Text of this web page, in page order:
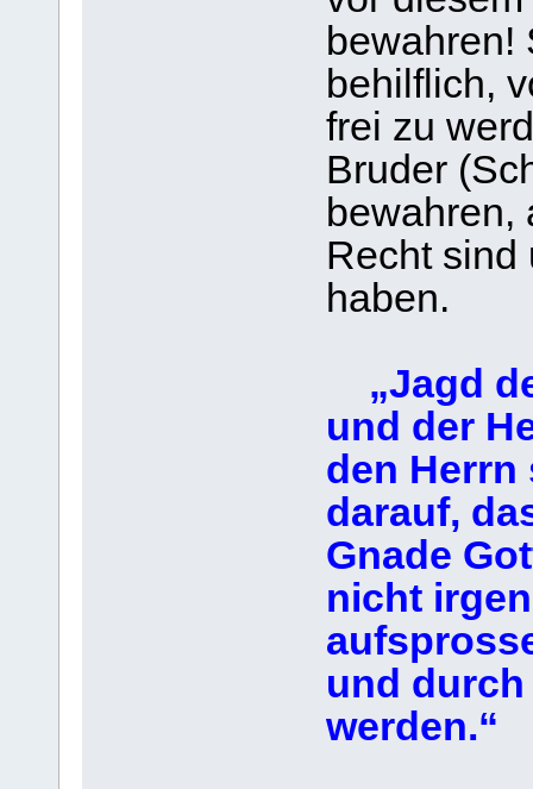
bewahren!
behilflich,
frei zu
Bruder
bewahren,
Recht sind
haben.
„Jagd
und der
den Herrn
darauf,
Gnade
nicht
und
werden.“